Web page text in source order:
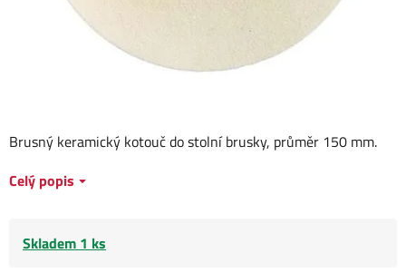
Brusný keramický kotouč do stolní brusky, průměr 150 mm.
Celý popis
Skladem 1 ks